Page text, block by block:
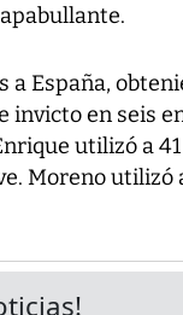
España,
invicto en seis
utilizó a
Moreno utilizó